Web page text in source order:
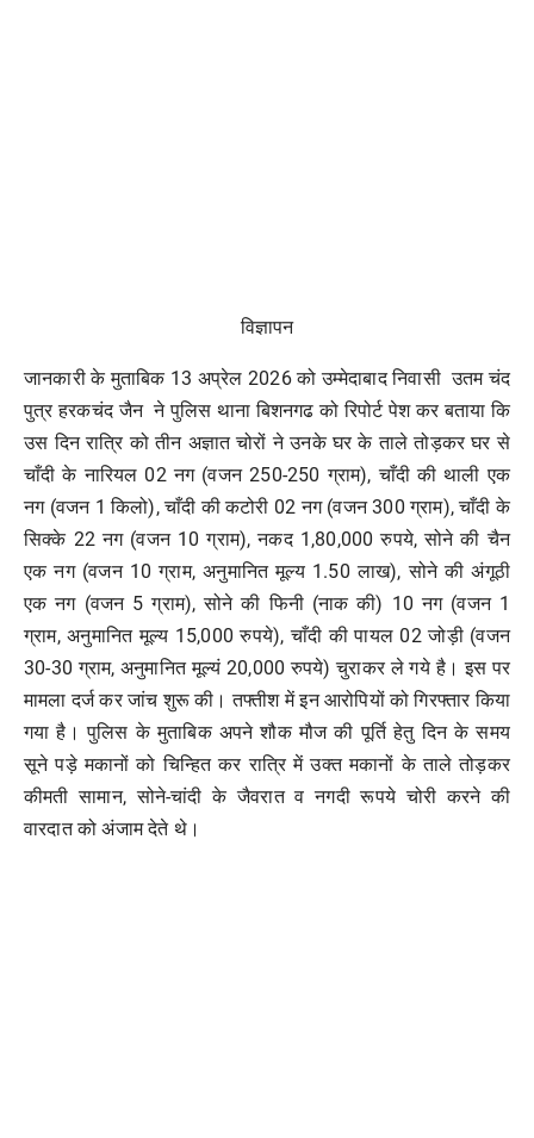
विज्ञापन
जानकारी के मुताबिक 13 अप्रेल 2026 को उम्मेदाबाद निवासी उतम चंद
पुत्र हरकचंद जैन ने पुलिस थाना बिशनगढ को रिपोर्ट पेश कर बताया कि
उस दिन रात्रि को तीन अज्ञात चोरों ने उनके घर के ताले तोड़कर घर से
चाँदी के नारियल 02 नग (वजन 250-250 ग्राम), चाँदी की थाली एक
नग (वजन 1 किलो), चाँदी की कटोरी 02 नग (वजन 300 ग्राम), चाँदी के
सिक्के 22 नग (वजन 10 ग्राम), नकद 1,80,000 रुपये, सोने की चैन
एक नग (वजन 10 ग्राम, अनुमानित मूल्य 1.50 लाख), सोने की अंगूठी
एक नग (वजन 5 ग्राम), सोने की फिनी (नाक की) 10 नग (वजन 1
ग्राम, अनुमानित मूल्य 15,000 रुपये), चाँदी की पायल 02 जोड़ी (वजन
30-30 ग्राम, अनुमानित मूल्यं 20,000 रुपये) चुराकर ले गये है। इस पर
मामला दर्ज कर जांच शुरू की। तफ्तीश में इन आरोपियों को गिरफ्तार किया
गया है। पुलिस के मुताबिक अपने शौक मौज की पूर्ति हेतु दिन के समय
सूने पड़े मकानों को चिन्हित कर रात्रि में उक्त मकानों के ताले तोड़कर
कीमती सामान, सोने-चांदी के जैवरात व नगदी रूपये चोरी करने की
वारदात को अंजाम देते थे।